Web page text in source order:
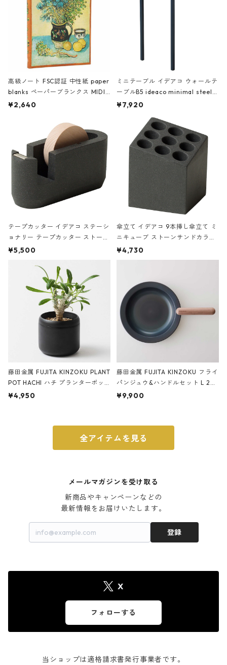
高級ノート FSC認証 中性紙 paper
blanks ペーパーブランクス MIDI
ハードカバー 罫線 ヴァン・ゴッホ
¥2,640
ミニテーブル イデアコ ウォールテ
ーブルB5 ideaco minimal steel f
urniture WALL Table B5 ネイビー
¥7,920
テープカッター イデアコ ステーシ
ョナリー テープカッター ストーン
サンドカラー 石調 ideaco Station
¥5,500
傘立て イデアコ 9本挿し傘立て ミ
ニキューブ ストーンサンドカラー
石調 ideaco Umbrella Stand CUB
E ストーンサンドブラック
¥4,730
藤田金属 FUJITA KINZOKU PLANT
POT HACHI ハチ プランターポッ
ト 3号 ブラック
¥4,950
藤田金属 FUJITA KINZOKU フライ
パンジュウ&ハンドルセット L 24c
m ガス火・IH対応 鉄フライパン
¥9,900
全アイテムを見る
メールマガジンを受け取る
新商品やキャンペーンなどの
最新情報をお届けいたします。
登録
X
フォローする
当ショップは適格請求書発行事業者です。